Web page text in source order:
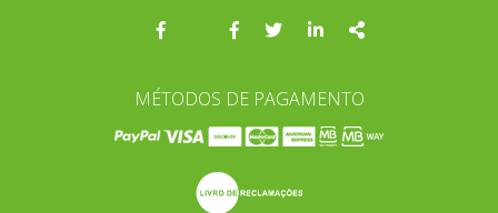
Página
Facebook
TwitterLinkedinShare
MÉTODOS DE PAGAMENTO